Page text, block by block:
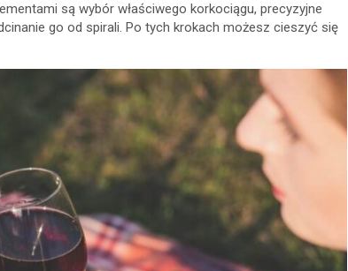
są wybór właściwego korkociągu, precyzyjne
go od spirali. Po tych krokach możesz cieszyć się